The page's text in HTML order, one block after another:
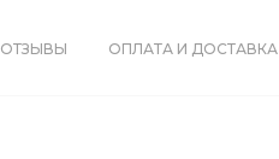
ОТЗЫВЫ ОПЛАТА И ДОСТАВКА